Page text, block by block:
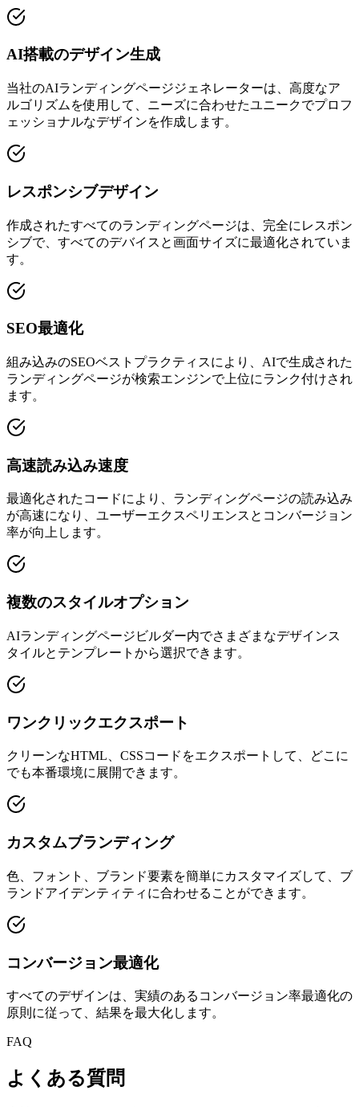
AI搭載のデザイン生成
当社のAIランディングページジェネレーターは、高度なア
ルゴリズムを使用して、ニーズに合わせたユニークでプロフ
ェッショナルなデザインを作成します。
レスポンシブデザイン
作成されたすべてのランディングページは、完全にレスポン
シブで、すべてのデバイスと画面サイズに最適化されていま
す。
SEO最適化
組み込みのSEOベストプラクティスにより、AIで生成された
ランディングページが検索エンジンで上位にランク付けされ
ます。
高速読み込み速度
最適化されたコードにより、ランディングページの読み込み
が高速になり、ユーザーエクスペリエンスとコンバージョン
率が向上します。
複数のスタイルオプション
AIランディングページビルダー内でさまざまなデザインス
タイルとテンプレートから選択できます。
ワンクリックエクスポート
クリーンなHTML、CSSコードをエクスポートして、どこに
でも本番環境に展開できます。
カスタムブランディング
色、フォント、ブランド要素を簡単にカスタマイズして、ブ
ランドアイデンティティに合わせることができます。
コンバージョン最適化
すべてのデザインは、実績のあるコンバージョン率最適化の
原則に従って、結果を最大化します。
FAQ
よくある質問